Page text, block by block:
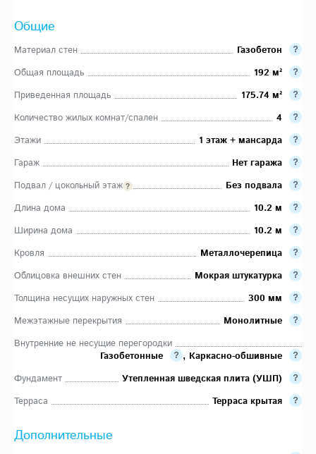
Общие
Материал стен
Газобетон
Общая площадь
192 м²
Приведенная площадь
175.74 м²
Количество жилых комнат/спален
4
Этажи
1 этаж + мансарда
Гараж
Нет гаража
Подвал / цокольный этаж
Без подвала
Длина дома
10.2 м
Ширина дома
10.2 м
Кровля
Металлочерепица
Облицовка внешних стен
Мокрая штукатурка
Толщина несущих наружных стен
300 мм
Межэтажные перекрытия
Монолитные
Внутренние не несущие перегородки
Газобетонные
, Каркасно-обшивные
Фундамент
Утепленная шведская плита (УШП)
Терраса
Терраса крытая
Дополнительные